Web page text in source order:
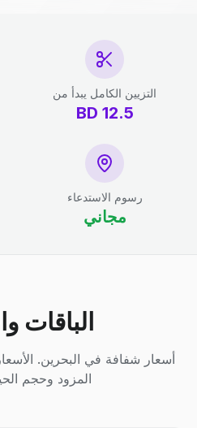
التزيين الكامل يبدأ من
12.5
BD
رسوم الاستدعاء
مجاني
الباقات
أسعار شفافة في البحرين.
المزود وحجم